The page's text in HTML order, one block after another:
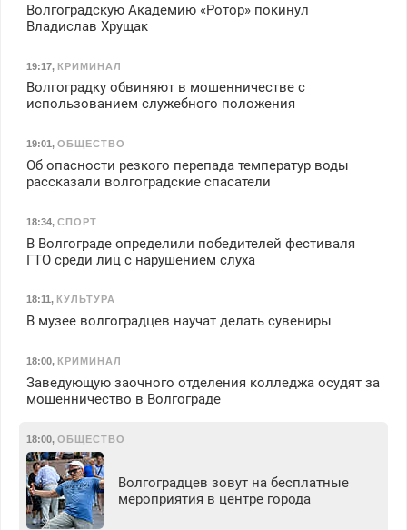
Волгоградскую Академию «Ротор» покинул
Владислав Хрущак
19:17, КРИМИНАЛ
Волгоградку обвиняют в мошенничестве с
использованием служебного положения
19:01, ОБЩЕСТВО
Об опасности резкого перепада температур воды
рассказали волгоградские спасатели
18:34, СПОРТ
В Волгограде определили победителей фестиваля
ГТО среди лиц с нарушением слуха
18:11 , КУЛЬТУРА
В музее волгоградцев научат делать сувениры
18:00, КРИМИНАЛ
Заведующую заочного отделения колледжа осудят за
мошенничество в Волгограде
18:00, ОБЩЕСТВО
Волгоградцев зовут на бесплатные
мероприятия в центре города